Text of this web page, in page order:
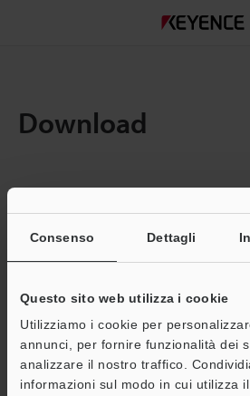
Consenso Dettagli
Questo sito web utilizza i cookie
Utilizziamo i cookie per
annunci, per fornire funzionalità dei
analizzare il nostro traffico.
informazioni sul modo in cui utilizza
Download
Quantita: 1Dimensioni file
Indirizzo e-mail (obbligatorio)